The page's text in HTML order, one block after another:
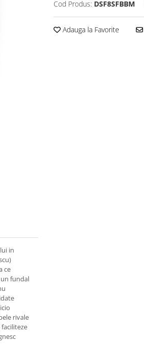
Cod Produs: DSF8SFBBM
Adauga la Favorite
in
ce
fundal
rivale